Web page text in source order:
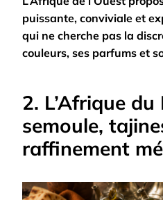
puissante, conviviale et
qui ne cherche pas la
couleurs, ses parfums et
2. L’Afrique
semoule,
raffinement